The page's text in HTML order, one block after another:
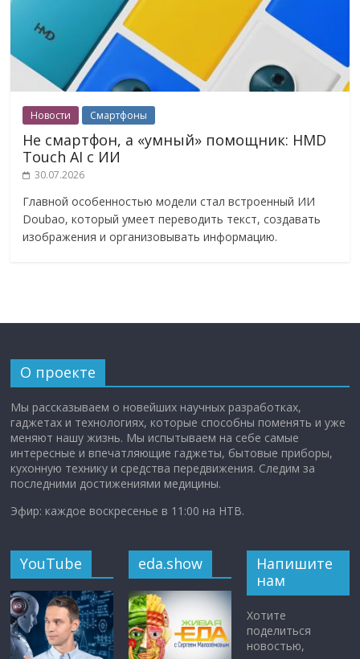
Новости Смартфоны
Не смартфон, а «умный» помощник: HMD
Touch AI с ИИ
30.07.2026
Главной особенностью модели стал встроенный ИИ
Doubao, который умеет переводить текст, создавать
изображения и организовывать информацию.
О проекте
Мы рассказываем о новейших научных разработках,
гаджетах и технологиях, которые способны поменять и уже
меняют нашу жизнь. Мы испытываем на себе самые
интересные и впечатляющие гаджеты, бытовые приборы,
кухонную технику и средства передвижения. Следим за
последними достижениями медицины.
Эфир: каждое воскресенье в 11:00 на НТВ.
YouTube eda.show
Напишите
нам
Хотите
поделиться
новостью,